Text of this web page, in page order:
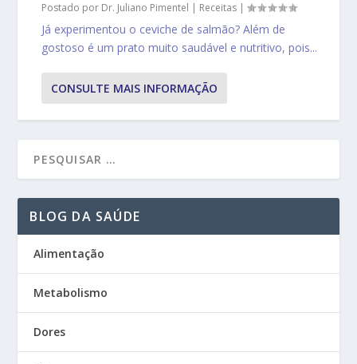
Postado por Dr. Juliano Pimentel | Receitas |
Já experimentou o ceviche de salmão? Além de
gostoso é um prato muito saudável e nutritivo, pois...
CONSULTE MAIS INFORMAÇÃO
BLOG DA SAÚDE
Alimentação
Metabolismo
Dores